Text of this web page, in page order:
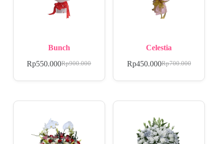
Bunch
Rp900.000
Rp550.000
Celestia
Rp700.000
Rp450.000